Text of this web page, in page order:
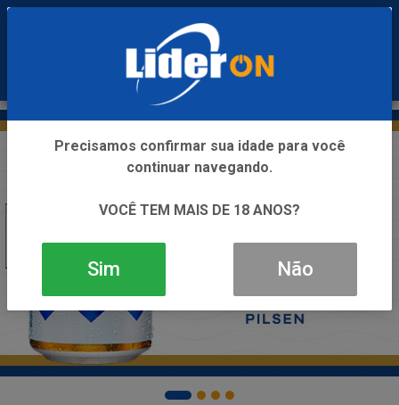
Precisamos confirmar sua idade para você
continuar navegando.
VOCÊ TEM MAIS DE 18 ANOS?
Sim Não